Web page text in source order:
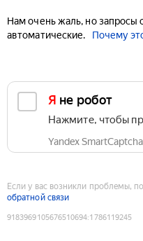
Нам очень жаль, но запросы
автоматические.
Почему
Я не робот
Нажмите, чтобы
Yandex SmartCaptcha
Если у вас возникли проблемы,
обратной связи
9183969105676510694:1786119245